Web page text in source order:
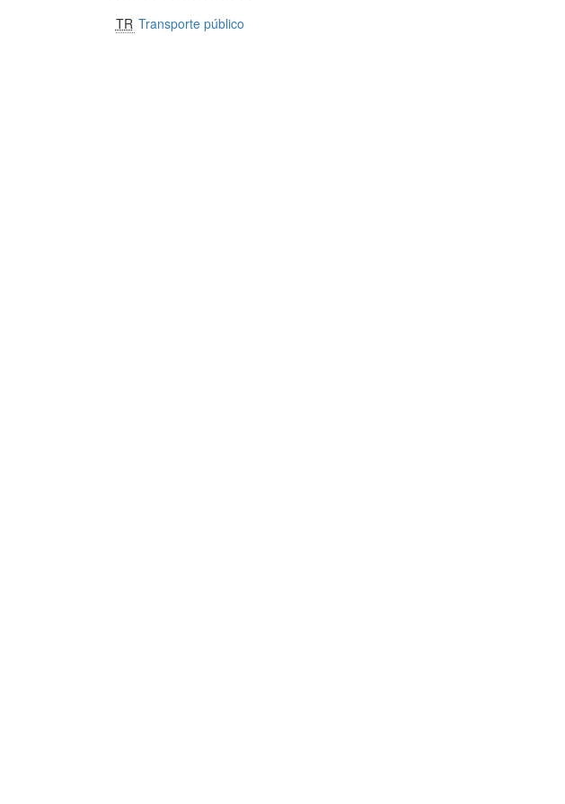
TR Transporte público